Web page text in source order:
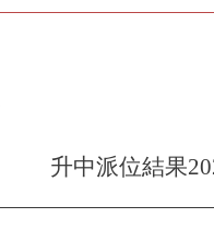
升中派位結果